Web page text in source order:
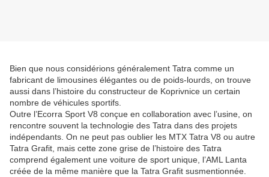
Bien que nous considérions généralement Tatra comme un
fabricant de limousines élégantes ou de poids-lourds, on trouve
aussi dans l’histoire du constructeur de Koprivnice un certain
nombre de véhicules sportifs.
Outre l’Ecorra Sport V8 conçue en collaboration avec l’usine, on
rencontre souvent la technologie des Tatra dans des projets
indépendants. On ne peut pas oublier les MTX Tatra V8 ou autre
Tatra Grafit, mais cette zone grise de l’histoire des Tatra
comprend également une voiture de sport unique, l’AML Lanta
créée de la même manière que la Tatra Grafit susmentionnée.